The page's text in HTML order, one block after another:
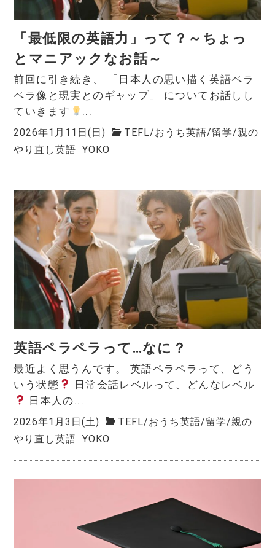
「最低限の英語力」って？～ちょっ
とマニアックなお話～
前回に引き続き、 「日本人の思い描く英語ペラ
ペラ像と現実とのギャップ」 についてお話しし
ていきます
...
2026年1月11日(日) TEFL/おうち英語/留学/親の
やり直し英語
YOKO
英語ペラペラって…なに？
最近よく思うんです。 英語ペラペラって、どう
いう状態
日常会話レベルって、どんなレベル
日本人の...
2026年1月3日(土) TEFL/おうち英語/留学/親の
やり直し英語
YOKO